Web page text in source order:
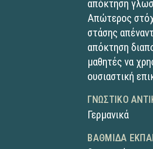
απόκτηση
Απώτερος
στάσης
απόκτηση
μαθητές να
ουσιαστική
ΓΝΩΣΤΙΚΌ
Γερμανικά
ΒΑΘΜΊΔΑ